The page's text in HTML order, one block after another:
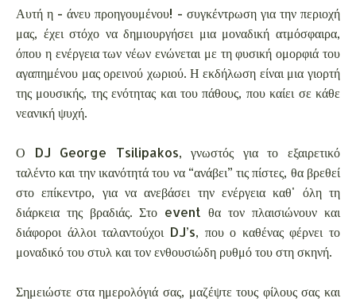
Αυτή η - άνευ προηγουμένου! - συγκέντρωση για την περιοχή
μας, έχει στόχο να δημιουργήσει μια μοναδική ατμόσφαιρα,
όπου η ενέργεια των νέων ενώνεται με τη φυσική ομορφιά του
αγαπημένου μας ορεινού χωριού. Η εκδήλωση είναι μια γιορτή
της μουσικής, της ενότητας και του πάθους, που καίει σε κάθε
νεανική ψυχή.
Ο DJ George Tsilipakos, γνωστός για το εξαιρετικό
ταλέντο και την ικανότητά του να “ανάβει” τις πίστες, θα βρεθεί
στο επίκεντρο, για να ανεβάσει την ενέργεια καθ' όλη τη
διάρκεια της βραδιάς. Στο event θα τον πλαισιώνουν και
διάφοροι άλλοι ταλαντούχοι DJ’s, που ο καθένας φέρνει το
μοναδικό του στυλ και τον ενθουσιώδη ρυθμό του στη σκηνή.
Σημειώστε στα ημερολόγιά σας, μαζέψτε τους φίλους σας και